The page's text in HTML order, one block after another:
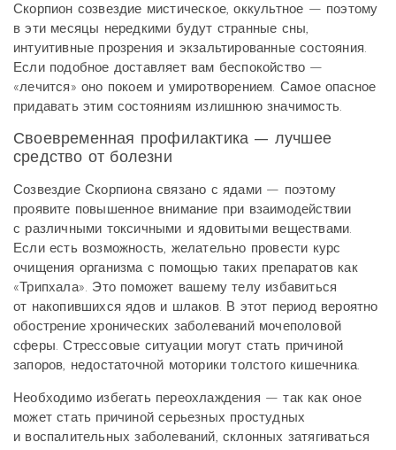
Скорпион созвездие мистическое, оккультное — поэтому
в эти месяцы нередкими будут странные сны,
интуитивные прозрения и экзальтированные состояния.
Если подобное доставляет вам беспокойство —
«лечится» оно покоем и умиротворением. Самое опасное
придавать этим состояниям излишнюю значимость.
Своевременная профилактика — лучшее
средство от болезни
Созвездие Скорпиона связано с ядами — поэтому
проявите повышенное внимание при взаимодействии
с различными токсичными и ядовитыми веществами.
Если есть возможность, желательно провести курс
очищения организма с помощью таких препаратов как
«Трипхала». Это поможет вашему телу избавиться
от накопившихся ядов и шлаков. В этот период вероятно
обострение хронических заболеваний мочеполовой
сферы. Стрессовые ситуации могут стать причиной
запоров, недостаточной моторики толстого кишечника.
Необходимо избегать переохлаждения — так как оное
может стать причиной серьезных простудных
и воспалительных заболеваний, склонных затягиваться